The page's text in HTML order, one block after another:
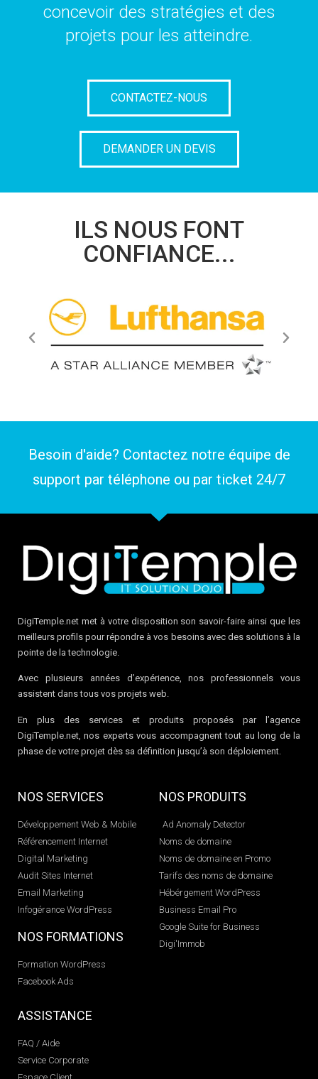
concevoir des stratégies et des
projets pour les atteindre.
CONTACTEZ-NOUS
DEMANDER UN DEVIS
ILS NOUS FONT
CONFIANCE...
Besoin d'aide? Contactez notre équipe de
support par téléphone ou par ticket 24/7
DigiTemple.net met à votre disposition son savoir-faire ainsi que les
meilleurs profils pour répondre à vos besoins avec des solutions à la
pointe de la technologie.
Avec plusieurs années d’expérience, nos professionnels vous
assistent dans tous vos projets web.
En plus des services et produits proposés par l’agence
DigiTemple.net, nos experts vous accompagnent tout au long de la
phase de votre projet dès sa définition jusqu’à son déploiement.
NOS SERVICES
Développement Web & Mobile
Référencement Internet
Digital Marketing
Audit Sites Internet
Email Marketing
Infogérance WordPress
NOS FORMATIONS
Formation WordPress
Facebook Ads
NOS PRODUITS
Ad Anomaly Detector
Noms de domaine
Noms de domaine en Promo
Tarifs des noms de domaine
Hébérgement WordPress
Business Email Pro
Google Suite for Business
Digi'Immob
ASSISTANCE
FAQ / Aide
Service Corporate